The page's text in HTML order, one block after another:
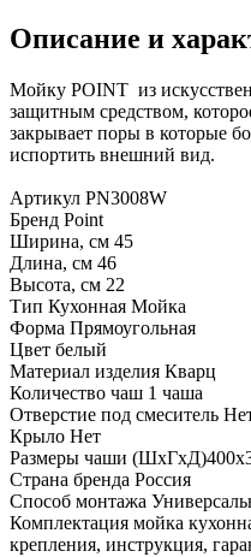
Описание и
Мойку POINT из
защитным средством,
закрывает поры в которые
испортить внешний вид.
Артикул PN3008W
Бренд Point
Ширина, см 45
Длина, см 46
Высота, см 22
Тип Кухонная Мойка
Форма Прямоугольная
Цвет белый
Материал изделия Кварц
Количество чаш 1 чаша
Отверстие под смеситель
Крыло Нет
Размеры чаши
Страна бренда Россия
Способ монтажа
Комплектация мойка
крепления, инструкция,